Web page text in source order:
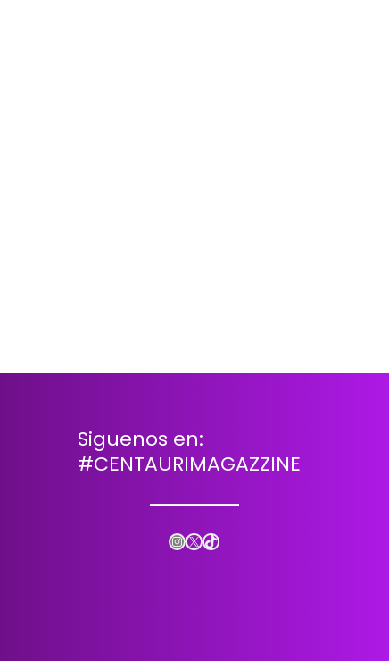
Siguenos en:
#CENTAURIMAGAZZINE